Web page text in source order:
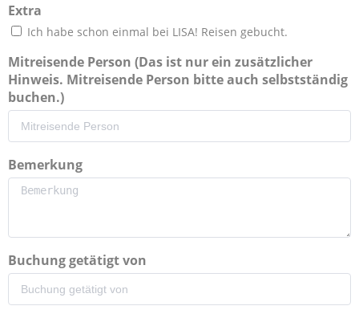
Extra
Ich habe schon einmal bei LISA! Reisen gebucht.
Mitreisende Person (Das ist nur ein zusätzlicher
Hinweis. Mitreisende Person bitte auch selbstständig
buchen.)
Bemerkung
Buchung getätigt von